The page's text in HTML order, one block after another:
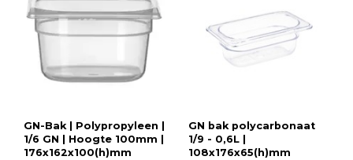
GN-Bak | Polypropyleen |
1/6 GN | Hoogte 100mm |
176x162x100(h)mm
GN bak polycarbonaat
1/9 - 0,6L |
108x176x65(h)mm